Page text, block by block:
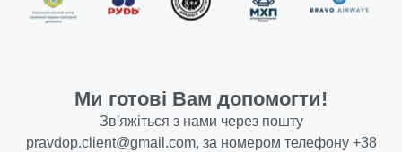
Ми готові Вам допомогти!
Зв'яжіться з нами через пошту
pravdop.client@gmail.com, за номером телефону +38